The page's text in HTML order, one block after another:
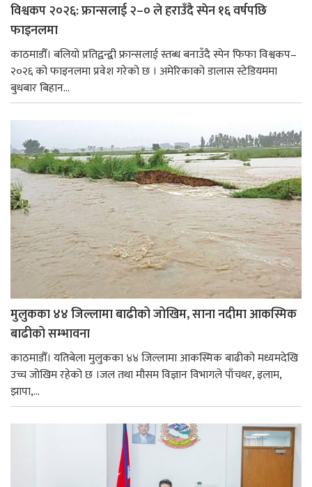
विश्वकप २०२६: फ्रान्सलाई २–० ले हराउँदै स्पेन १६ वर्षपछि
फाइनलमा
काठमाडौँ। बलियो प्रतिद्वन्द्वी फ्रान्सलाई स्तब्ध बनाउँदै स्पेन फिफा विश्वकप–
२०२६ को फाइनलमा प्रवेश गरेको छ । अमेरिकाको डालास स्टेडियममा
बुधबार बिहान...
मुलुकका ४४ जिल्लामा बाढीको जोखिम, साना नदीमा आकस्मिक
बाढीको सम्भावना
काठमाडौँ। यतिबेला मुलुकका ४४ जिल्लामा आकस्मिक बाढीको मध्यमदेखि
उच्च जोखिम रहेको छ ।जल तथा मौसम विज्ञान विभागले पाँचथर, इलाम,
झापा,...